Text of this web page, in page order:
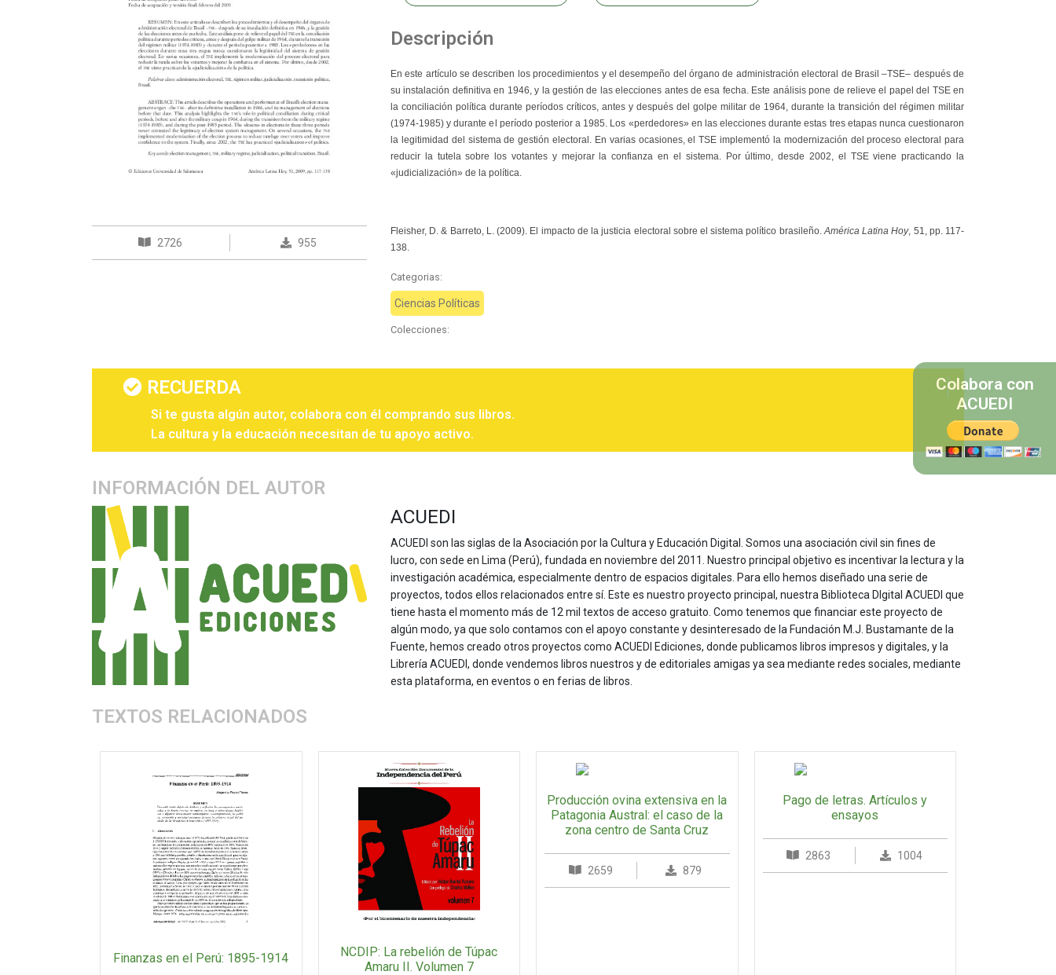
2726 955
Descripción
En este artículo se describen los procedimientos y el desempeño del órgano de administración electoral de Brasil –TSE– después de
su instalación definitiva en 1946, y la gestión de las elecciones antes de esa fecha. Este análisis pone de relieve el papel del TSE en
la conciliación política durante períodos críticos, antes y después del golpe militar de 1964, durante la transición del régimen militar
(1974-1985) y durante el período posterior a 1985. Los «perdedores» en las elecciones durante estas tres etapas nunca cuestionaron
la legitimidad del sistema de gestión electoral. En varias ocasiones, el TSE implementó la modernización del proceso electoral para
reducir la tutela sobre los votantes y mejorar la confianza en el sistema. Por último, desde 2002, el TSE viene practicando la
«judicialización» de la política.
Fleisher, D. & Barreto, L. (2009). El impacto de la justicia electoral sobre el sistema político brasileño. América Latina Hoy, 51, pp. 117-
138.
Categorias:
Ciencias Políticas
Colecciones:
RECUERDA
Si te gusta algún autor, colabora con él comprando sus libros.
La cultura y la educación necesitan de tu apoyo activo.
INFORMACIÓN DEL AUTOR
ACUEDI
ACUEDI son las siglas de la Asociación por la Cultura y Educación Digital. Somos una asociación civil sin fines de
lucro, con sede en Lima (Perú), fundada en noviembre del 2011. Nuestro principal objetivo es incentivar la lectura y la
investigación académica, especialmente dentro de espacios digitales. Para ello hemos diseñado una serie de
proyectos, todos ellos relacionados entre sí. Este es nuestro proyecto principal, nuestra Biblioteca DIgital ACUEDI que
tiene hasta el momento más de 12 mil textos de acceso gratuito. Como tenemos que financiar este proyecto de
algún modo, ya que solo contamos con el apoyo constante y desinteresado de la Fundación M.J. Bustamante de la
Fuente, hemos creado otros proyectos como ACUEDI Ediciones, donde publicamos libros impresos y digitales, y la
Librería ACUEDI, donde vendemos libros nuestros y de editoriales amigas ya sea mediante redes sociales, mediante
esta plataforma, en eventos o en ferias de libros.
TEXTOS RELACIONADOS
Finanzas en el Perú: 1895-1914
NCDIP: La rebelión de Túpac
Amaru II. Volumen 7
Producción ovina extensiva en la
Patagonia Austral: el caso de la
zona centro de Santa Cruz
2659 879
Pago de letras. Artículos y
ensayos
2863 1004
Colabora con
ACUEDI